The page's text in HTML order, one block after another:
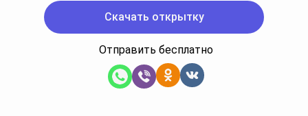
Скачать открытку
Отправить бесплатно